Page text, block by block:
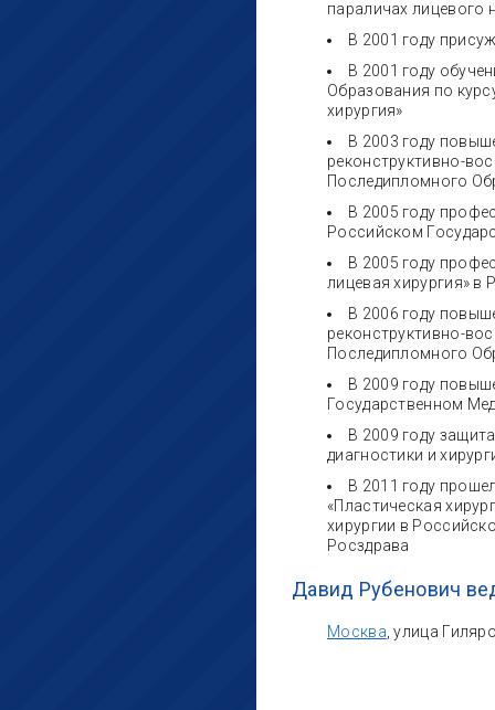
параличах лицевого
В 2001 году
В 2001 году
Образования по
хирургия»
В 2003 году
реконструктивно-
Последипломного
В 2005 году
Российском
В 2005 году
лицевая хирургия»
В 2006 году
реконструктивно-
Последипломного
В 2009 году
Государственном
В 2009 году
диагностики и
В 2011 году
«Пластическая
хирургии в
Росздрава
Давид Рубенович
Москва , улица